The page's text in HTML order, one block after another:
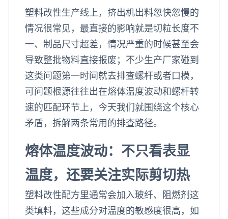
塑料改性生产线上，挤出机出料忽快忽慢的
情况很常见，最直接的影响就是切粒长度不
一、制品尺寸超差，情况严重的时候甚至会
导致整批物料直接报废；不少生产厂家碰到
这类问题第一时间就去排查螺杆或者口模，
可问题根源往往出在熔体温度波动和螺杆转
速的匹配环节上，今天我们就围绕这个核心
矛盾，拆解两条常用的排查路径。
熔体温度波动：不只看表显
温度，还要关注实际剪切热
塑料改性配方里通常会加入玻纤、阻燃剂这
类填料，这些成分对温度的敏感度很高，如